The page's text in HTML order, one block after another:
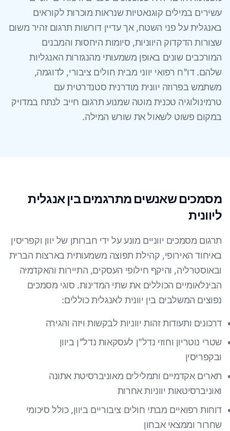
עשירים במילים קוגנאטיות שנראות מוכרות לקוראים
באנגלית על פני השטח, אך עדיין דורשות תרגום זהיר משום
שצורות הדקדוק היווניות, סיומות היחסות והמבנים
המורכבים שונים באופן משמעותי מהנגזרות האנגליות
שלהם. דו"ח רפואי יווני מבית חולים ציבורי, לדוגמה,
משתמש בפרוזה יוונית מודרנית סטנדרטית עם
טרמינולוגיה טכנית מוטה שמנוע תרגום חייב לנתח במדויק
במקום פשוט לשאול את שורש המילה.
מסמכים שאנשים מתרגמים בין אנגלית
ליוונית
תרגום מסמכים יווניים מונע על ידי חברותן של יוון וקפריסין
באיחוד האירופי, קהילת תפוצה משמעותית בארצות הברית
ובאוסטרליה, והיקף חילופי העסקים, התיירות והאקדמיה
הבינלאומיים הכוללים את שתי המדינות. סוגי מסמכים
נפוצים המשלבים בין יוונית לאנגלית כוללים:
דרכונים ותעודות זהות יווניות לבקשות ויזה והגירה
שטרי נוטריון וחוזי נדל"ן לעסקאות נדל"ן ביוון
ובקפריסין
תארים אקדמיים ותמלילים מאוניברסיטת אתונה
ואוניברסיטאות יווניות אחרות
דוחות רפואיים מבתי חולים ציבוריים ביוון, כולל סיכומי
שחרור וממצאי אבחון